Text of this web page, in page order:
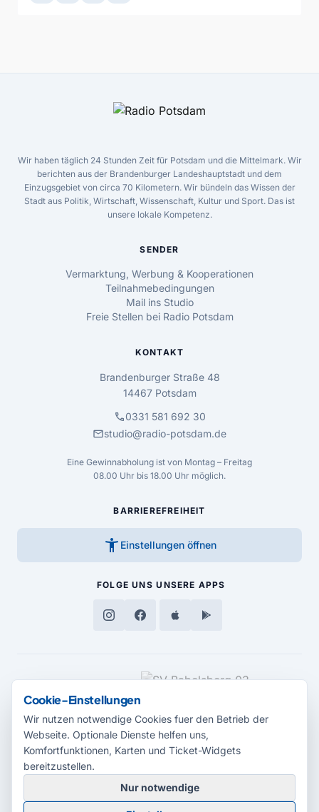
Wir haben täglich 24 Stunden Zeit für Potsdam und die Mittelmark. Wir
berichten aus der Brandenburger Landeshauptstadt und dem
Einzugsgebiet von circa 70 Kilometern. Wir bündeln das Wissen der
Stadt aus Politik, Wirtschaft, Wissenschaft, Kultur und Sport. Das ist
unsere lokale Kompetenz.
SENDER
Vermarktung, Werbung & Kooperationen
Teilnahmebedingungen
Mail ins Studio
Freie Stellen bei Radio Potsdam
KONTAKT
Brandenburger Straße 48
14467 Potsdam
call0331 581 692 30
mailstudio@radio-potsdam.de
Eine Gewinnabholung ist von Montag – Freitag
08.00 Uhr bis 18.00 Uhr möglich.
BARRIEREFREIHEIT
accessibility_new Einstellungen öffnen
FOLGE UNS UNSERE APPS
MEDIENPARTNER
© 2026 Radio Potsdam. Webseite entwickelt durch dieMedienagentur
Cookie-Einstellungen
Wir nutzen notwendige Cookies fuer den Betrieb der
Webseite. Optionale Dienste helfen uns,
Komfortfunktionen, Karten und Ticket-Widgets
bereitzustellen.
Nur notwendige